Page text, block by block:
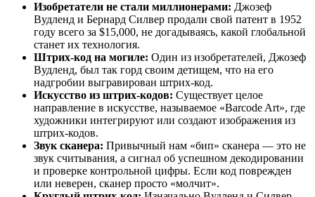
Изобретатели не стали миллионерами: Джозеф
Вудленд и Бернард Силвер продали свой патент в 1952
году всего за $15,000, не догадываясь, какой глобальной
станет их технология.
Штрих-код на могиле: Один из изобретателей, Джозеф
Вудленд, был так горд своим детищем, что на его
надгробии выгравирован штрих-код.
Искусство из штрих-кодов: Существует целое
направление в искусстве, называемое «Barcode Art», где
художники интегрируют или создают изображения из
штрих-кодов.
Звук сканера: Привычный нам «бип» сканера — это не
звук считывания, а сигнал об успешном декодировании
и проверке контрольной цифры. Если код поврежден
или неверен, сканер просто «молчит».